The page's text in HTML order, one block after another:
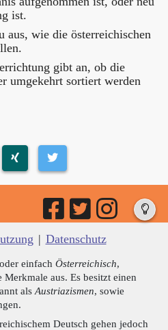
ist.
aus, wie die österreichischen
gibt an, ob die
umgekehrt sortiert werden
| Datenschutz
einfach Österreichisch,
aus. Es besitzt einen
als Austriazismen, sowie
Deutsch gehen jedoch